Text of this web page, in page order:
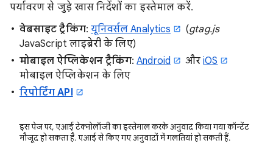
पर्यावरण से जुड़े खास निर्देशों का इस्तेमाल करें.
वेबसाइट ट्रैकिंग: यूनिवर्सल Analytics (gtag.js
JavaScript लाइब्रेरी के लिए)
मोबाइल ऐप्लिकेशन ट्रैकिंग:Android औरiOS
मोबाइल ऐप्लिकेशन के लिए
रिपोर्टिंग API
इस पेज पर, एआई टेक्नोलॉजी का इस्तेमाल करके अनुवाद किया गया कॉन्टेंट
मौजूद हो सकता है. एआई से किए गए अनुवादों में गलतियां हो सकती हैं.